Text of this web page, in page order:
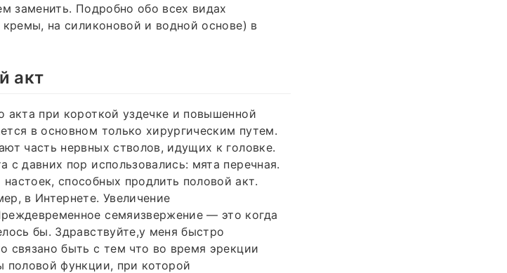
заменить. Подробно обо всех видах
на силиконовой и водной основе) в
акт
акта при короткой уздечке и повышенной
в основном только хирургическим путем.
часть нервных стволов, идущих к головке.
с давних пор использовались: мята перечная.
способных продлить половой акт.
в Интернете. Увеличение
семяизвержение — это когда
бы. Здравствуйте,у меня быстро
связано быть с тем что во время эрекции
половой функции, при которой